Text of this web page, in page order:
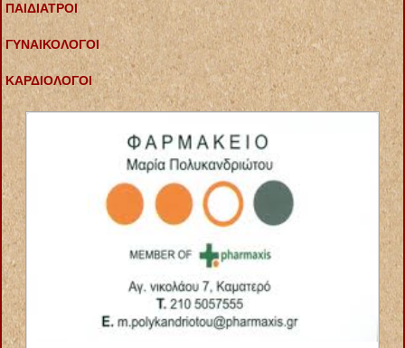
ΠΑΙΔΙΑΤΡΟΙ
ΓΥΝΑΙΚΟΛΟΓΟΙ
ΚΑΡΔΙΟΛΟΓΟΙ